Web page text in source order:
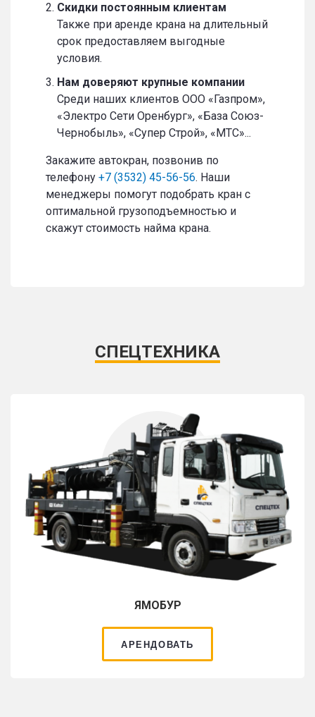
Скидки постоянным клиентам
Также при аренде крана на длительный
срок предоставляем выгодные
условия.
Нам доверяют крупные компании
Среди наших клиентов ООО «Газпром»,
«Электро Сети Оренбург», «База Союз-
Чернобыль», «Супер Строй», «МТС»...
Закажите автокран, позвонив по
телефону +7 (3532) 45-56-56. Наши
менеджеры помогут подобрать кран с
оптимальной грузоподъемностью и
скажут стоимость найма крана.
СПЕЦТЕХНИКА
ЯМОБУР
АРЕНДОВАТЬ